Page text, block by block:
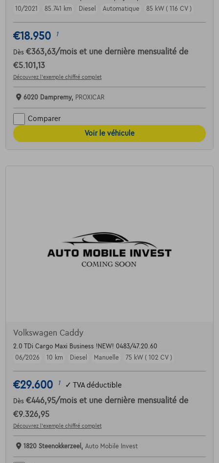
10/2021
85.741 km Diesel Automatique 85 kW ( 116 CV )
€18.950 1
Dès €363,63/mois et une dernière mensualité de
€5.101,13
Découvrez l’exemple chiffré complet
6020 Dampremy, PROXICAR
Comparer
Voir le véhicule
Volkswagen Caddy
2.0 TDi Cargo Maxi Business !NEW! 0483/47.20.60
06/2026
10 km Diesel Manuelle 75 kW ( 102 CV )
€29.600 1 ✓ TVA déductible
Dès €446,95/mois et une dernière mensualité de
€9.326,95
Découvrez l’exemple chiffré complet
1820 Steenokkerzeel, Auto Mobile Invest